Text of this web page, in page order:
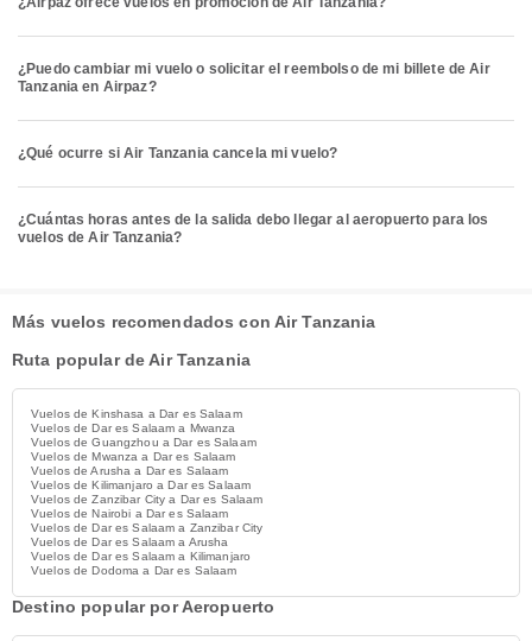
¿Puedo cambiar mi vuelo o solicitar el reembolso de mi billete de Air
Tanzania en Airpaz?
¿Qué ocurre si Air Tanzania cancela mi vuelo?
¿Cuántas horas antes de la salida debo llegar al aeropuerto para los
vuelos de Air Tanzania?
Más vuelos recomendados con Air Tanzania
Ruta popular de Air Tanzania
Vuelos de Kinshasa a Dar es Salaam
Vuelos de Dar es Salaam a Mwanza
Vuelos de Guangzhou a Dar es Salaam
Vuelos de Mwanza a Dar es Salaam
Vuelos de Arusha a Dar es Salaam
Vuelos de Kilimanjaro a Dar es Salaam
Vuelos de Zanzibar City a Dar es Salaam
Vuelos de Nairobi a Dar es Salaam
Vuelos de Dar es Salaam a Zanzibar City
Vuelos de Dar es Salaam a Arusha
Vuelos de Dar es Salaam a Kilimanjaro
Vuelos de Dodoma a Dar es Salaam
Destino popular por Aeropuerto